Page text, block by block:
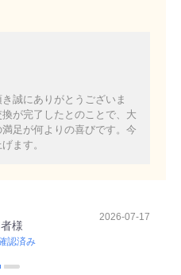
誠にありがとうございま
が完了したとのことで、大
足が何よりの喜びです。今
ます。
様
認済み
2026-07-17